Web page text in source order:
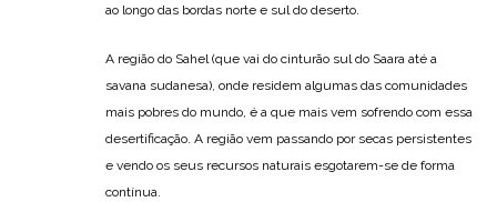
ao longo das bordas norte e sul do deserto.
A região do Sahel (que vai do cinturão sul do Saara até a
savana sudanesa), onde residem algumas das comunidades
mais pobres do mundo, é a que mais vem sofrendo com essa
desertificação. A região vem passando por secas persistentes
e vendo os seus recursos naturais esgotarem-se de forma
contínua.